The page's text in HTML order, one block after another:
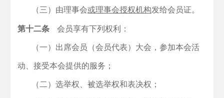
（三）由理事会或理事会授权机构发给会员证。
第十二条 会员享有下列权利：
（一）出席会员（会员代表）大会，参加本会活
动、接受本会提供的服务；
（二）选举权、被选举权和表决权；